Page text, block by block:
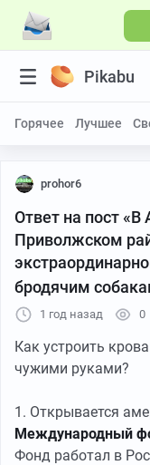
Pikabu
Горячее Лучшее
prohor6
Ответ на пост «В
Приволжском
бродячим
1 год назад 0
Как устроить
чужими руками?
1. Открывается
Международный
Фонд работал в